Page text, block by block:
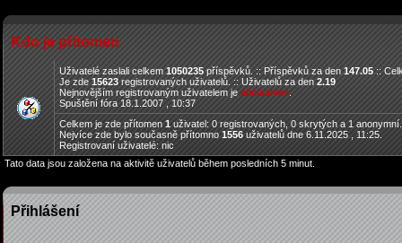
Kdo je přítomen
Uživatelé zaslali celkem1050235příspěvků. :: Příspěvků za den147.05::
Je zde15623 registrovaných uživatelů. :: Uživatelů za den2.19
Nejnovějším registrovaným uživatelem jealiciaalves
Spuštění fóra 18.1.2007 , 10:37
Celkem je zde přítomen 1 uživatel: 0 registrovaných, 0 skrytých a 1
Nejvíce zde bylo současně přítomno 1556 uživatelů dne 6.11.2025 , 11:25.
Registrovaní uživatelé: nic
Tato data jsou založena na aktivitě uživatelů během posledních 5 minut.
Přihlášení